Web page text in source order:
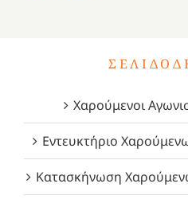
Χαρούμενοι
Εντευκτήριο
Κατασκήνωση